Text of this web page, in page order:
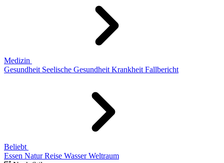
Medizin
Gesundheit Seelische Gesundheit Krankheit Fallbericht
Beliebt
Essen Natur Reise Wasser Weltraum